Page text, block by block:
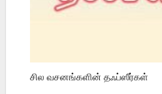
சில வசனங்களின் தஃப்ஸீர்கள்